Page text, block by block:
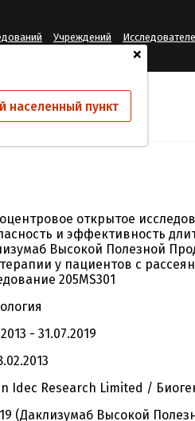
+
населенный пункт
Учреждений
открытое
и эффективность
Высокой Полезной
у пациентов с
205MS301
- 31.07.2019
Idec Research Limited /
(Даклизумаб Высокой